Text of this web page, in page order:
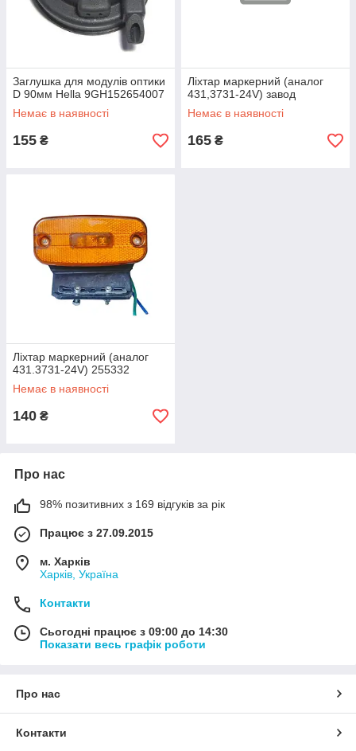
Заглушка для модулів оптики
D 90мм Hella 9GH152654007
Немає в наявності
155 ₴
Ліхтар маркерний (аналог
431,3731-24V) завод
Немає в наявності
165 ₴
Ліхтар маркерний (аналог
431.3731-24V) 255332
Немає в наявності
140 ₴
Про нас
98% позитивних з 169 відгуків за рік
Працює з 27.09.2015
м. Харків
Харків, Україна
Контакти
Сьогодні працює з 09:00 до 14:30
Показати весь графік роботи
Про нас
Контакти